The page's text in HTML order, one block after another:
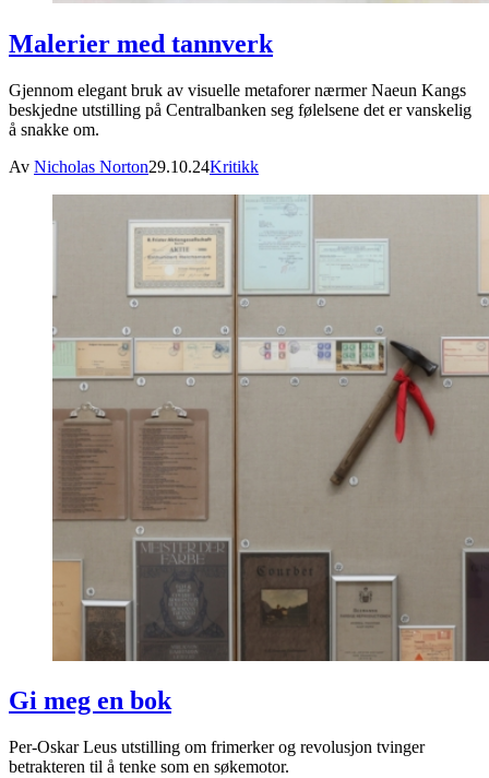
Malerier med tannverk
Gjennom elegant bruk av visuelle metaforer nærmer Naeun Kangs
beskjedne utstilling på Centralbanken seg følelsene det er vanskelig
å snakke om.
Av Nicholas Norton29.10.24Kritikk
Gi meg en bok
Per-Oskar Leus utstilling om frimerker og revolusjon tvinger
betrakteren til å tenke som en søkemotor.